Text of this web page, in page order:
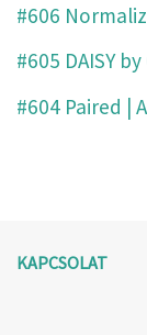
#606
#605 DAISY
#604 Paired |
KAPCSOLAT